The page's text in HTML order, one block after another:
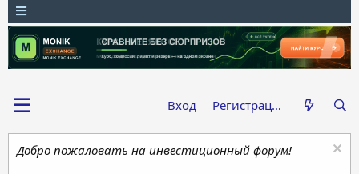
Вход Регистрация
Добро пожаловать на инвестиционный форум!